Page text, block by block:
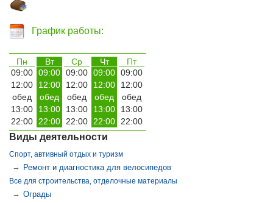
График работы:
Пн Вт Ср Чт
Пт
09:00 09:00 09:00 09:00 09:00
12:00
12:00 12:00 12:00
12:00
обед
обед обед обед
обед
13:00
13:00 13:00 13:00
13:00
22:00
22:00 22:00 22:00 22:00
Виды деятельности
Спорт, автивный отдых и туризм
→ Ремонт и диагностика для велосипедов
Все для строительства, отделочные материалы
→ Ограды